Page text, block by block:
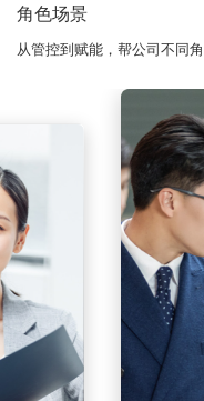
角色场景
从管控到赋能，帮公司不同